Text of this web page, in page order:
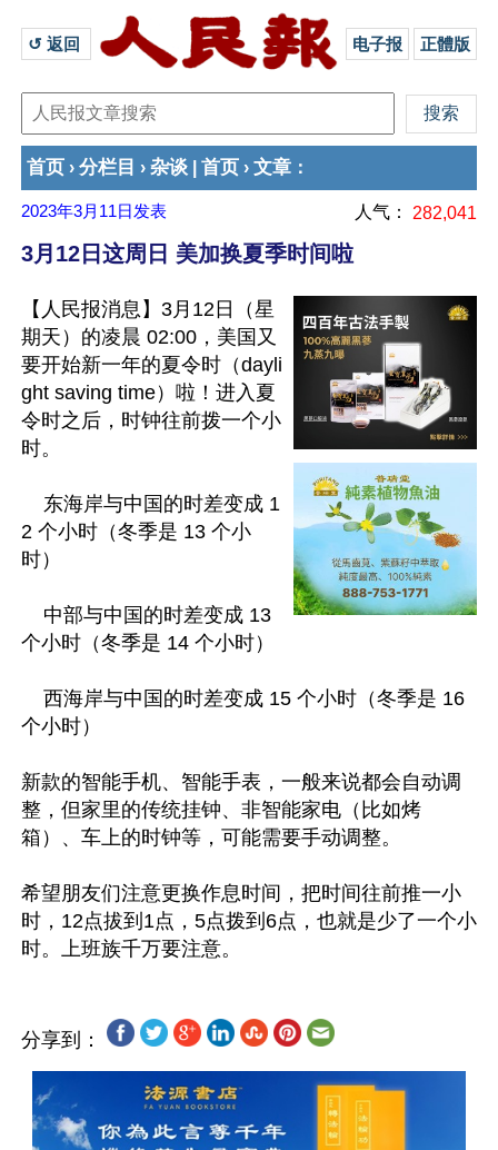
↺ 返回 电子报 正體版
首页 › 分栏目 › 杂谈 首页 › 文章 ：
2023年3月11日 发表 人气： 282,041
3月12日这周日 美加换夏季时间啦
【人民报消息】3月12日（星
期天）的凌晨 02:00，美国又
要开始新一年的夏令时（dayli
ght saving time）啦！进入夏
令时之后，时钟往前拨一个小
时。
2 个小时（冬季是 13 个小
时）
个小时（冬季是 14 个小时）
个小时）
新款的智能手机、智能手表，一般来说都会自动调
整，但家里的传统挂钟、非智能家电（比如烤
箱）、车上的时钟等，可能需要手动调整。
希望朋友们注意更换作息时间，把时间往前推一小
时，12点拔到1点，5点拨到6点，也就是少了一个小
分享到：